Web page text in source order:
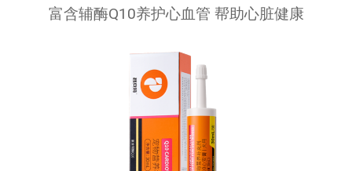
富含辅酶Q10养护心血管 帮助心脏健康